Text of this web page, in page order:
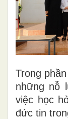
Trong
những nỗ
việc học
đức tin